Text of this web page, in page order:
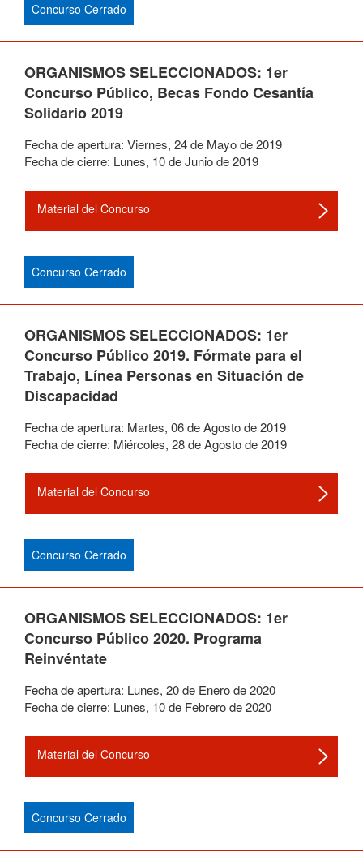
Concurso Cerrado
ORGANISMOS SELECCIONADOS: 1er
Concurso Público, Becas Fondo Cesantía
Solidario 2019
Fecha de apertura: Viernes, 24de Mayode2019
Fecha de cierre: Lunes, 10deJuniode2019
Material del Concurso
Concurso Cerrado
ORGANISMOS SELECCIONADOS: 1er
Concurso Público 2019. Fórmate para el
Trabajo, Línea Personas en Situación de
Discapacidad
Fecha de apertura: Martes, 06deAgostode2019
Fecha de cierre: Miércoles, 28deAgostode2019
Material del Concurso
Concurso Cerrado
ORGANISMOS SELECCIONADOS: 1er
Concurso Público 2020. Programa
Reinvéntate
Fecha de apertura: Lunes, 20de Enerode2020
Fecha de cierre: Lunes, 10de Febrerode2020
Material del Concurso
Concurso Cerrado